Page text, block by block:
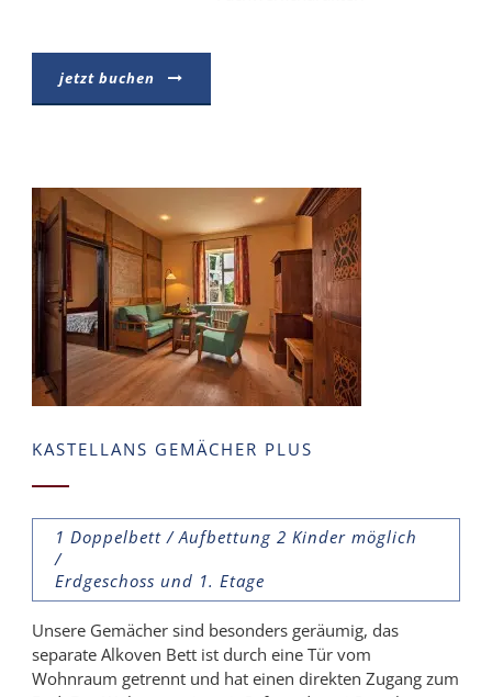
jetzt buchen
KASTELLANS GEMÄCHER PLUS
1 Doppelbett / Aufbettung 2 Kinder möglich
/
Erdgeschoss und 1. Etage
Unsere Gemächer sind besonders geräumig, das
separate Alkoven Bett ist durch eine Tür vom
Wohnraum getrennt und hat einen direkten Zugang zum